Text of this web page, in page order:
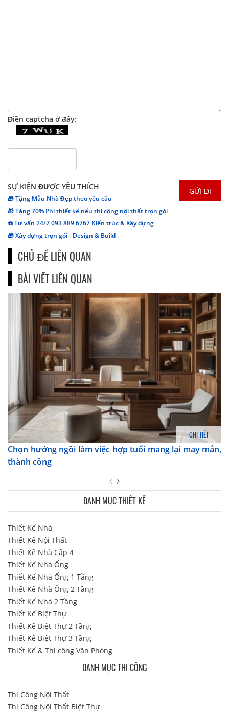
Điền captcha ở đây:
SỰ KIỆN ĐƯỢC YÊU THÍCH
🎁 Tặng Mẫu Nhà Đẹp theo yêu cầu
🎁 Tặng 70% Phí thiết kế nếu thi công nội thất trọn gói
☎️ Tư vấn 24/7 093 889 6767 Kiến trúc & Xây dựng
🎁 Xây dựng trọn gói - Design & Build
CHỦ ĐỀ LIÊN QUAN
BÀI VIẾT LIÊN QUAN
CHI TIẾT
Chọn hướng ngồi làm việc hợp tuổi mang lại may mắn,
thành công
DANH MỤC THIẾT KẾ
Thiết Kế Nhà
Thiết Kế Nội Thất
Thiết Kế Nhà Cấp 4
Thiết Kế Nhà Ống
Thiết Kế Nhà Ống 1 Tầng
Thiết Kế Nhà Ống 2 Tầng
Thiết Kế Nhà 2 Tầng
Thiết Kế Biệt Thự
Thiết Kế Biệt Thự 2 Tầng
Thiết Kế Biệt Thự 3 Tầng
Thiết Kế & Thi công Văn Phòng
DANH MỤC THI CÔNG
Thi Công Nội Thất
Thi Công Nội Thất Biệt Thự